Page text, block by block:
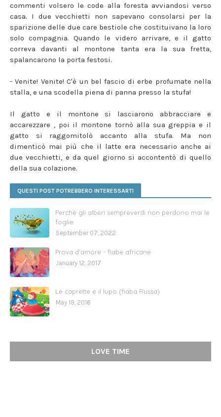
commenti volsero le code alla foresta avviandosi verso
casa. I due vecchietti non sapevano consolarsi per la
sparizione delle due care bestiole che costituivano la loro
solo compagnia. Quando le videro arrivare, e il gatto
correva davanti al montone tanta era la sua fretta,
spalancarono la porta festosi.
- Venite! Venite! C'è un bel fascio di erbe profumate nella
stalla, e una scodella piena di panna presso la stufa!
Il gatto e il montone si lasciarono abbracciare e
accarezzare , poi il montone tornò alla sua greppia e il
gatto si raggomitolò accanto alla stufa. Ma non
dimenticò mai più che il latte era necessario anche ai
due vecchietti, e da quel giorno si accontentò di quello
della sua colazione.
QUESTI POST POTREBBERO INTERESSARTI
Perchè gli alberi sempreverdi non perdono mai le
foglie
September 07, 2022
Prova d'amore - fiabe africane
January 12, 2017
Le caprette e il lupo (fiaba Russa)
May 19, 2016
LOVE TIME